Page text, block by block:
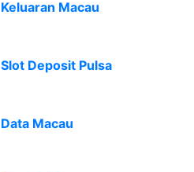
Keluaran Macau
Slot Deposit Pulsa
Data Macau